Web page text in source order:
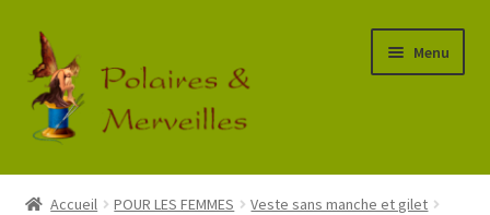
Aller
à
la
navigation
Aller
au
contenu
Menu
Accueil
Accueil POUR LES FEMMES
Veste sans manche et gilet